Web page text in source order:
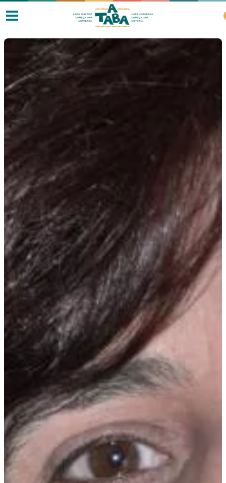
Livros
Resenhas
Clube de Leitores
Listas
Como ler?
Na escola
Na família
Colunas
Conteúdos
Colecionáveis
E-Books
Eventos
Podcast